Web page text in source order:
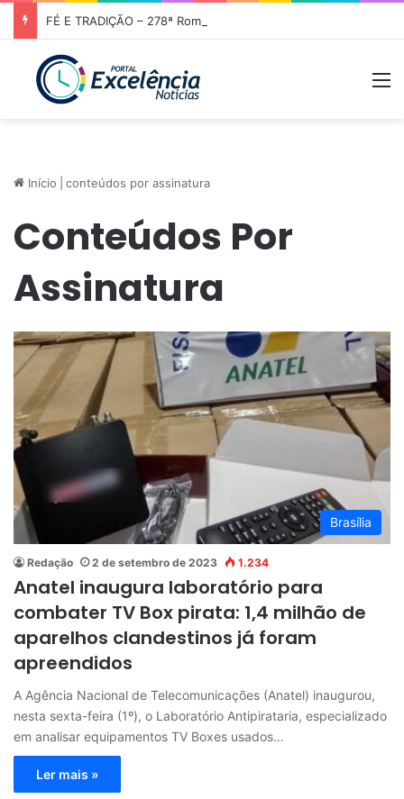
Início conteúdos por assinatura
Conteúdos Por
Assinatura
Brasília
Redação 2 de setembro de 2023 1.234
Anatel inaugura laboratório para
combater TV Box pirata: 1,4 milhão de
aparelhos clandestinos já foram
apreendidos
A Agência Nacional de Telecomunicações (Anatel) inaugurou,
nesta sexta-feira (1º), o Laboratório Antipirataria, especializado
em analisar equipamentos TV Boxes usados…
Ler mais »